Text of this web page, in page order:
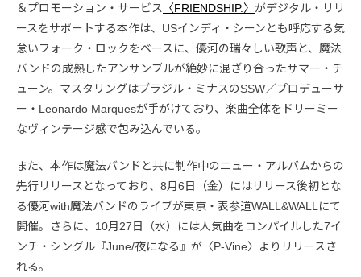
＆プロモーション・サービス
〈FRIENDSHIP.〉 がデジタル・リリ
ースをサポートする本作は、USインディ・シーンとも呼応する気
怠いフォーク・ロックをベースに、優河の瑞々しい歌声と、魔法
バンドの成熟したアンサンブルが絶妙に混ざり合ったサマー・チ
ューン。マスタリングはブラジル・ミナスのSSW／プロデューサ
ー・Leonardo Marquesが手がけており、楽曲全体をドリーミー
なヴィンテージ感で包み込んでいる。
また、本作は魔法バンドと共に制作中のニュー・アルバムからの
先行リリースとなっており、8月6日（金）にはリリース後初とな
る優河with魔法バンドのライブが東京・表参道WALL&WALLにて
開催。さらに、10月27日（水）には人気曲をコンパイルした7イ
ンチ・シングル『June/夜になる』が〈P-Vine〉よりリリースさ
れる。